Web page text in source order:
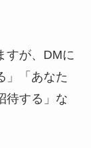
すが、DMに
」「あなた
待する」な